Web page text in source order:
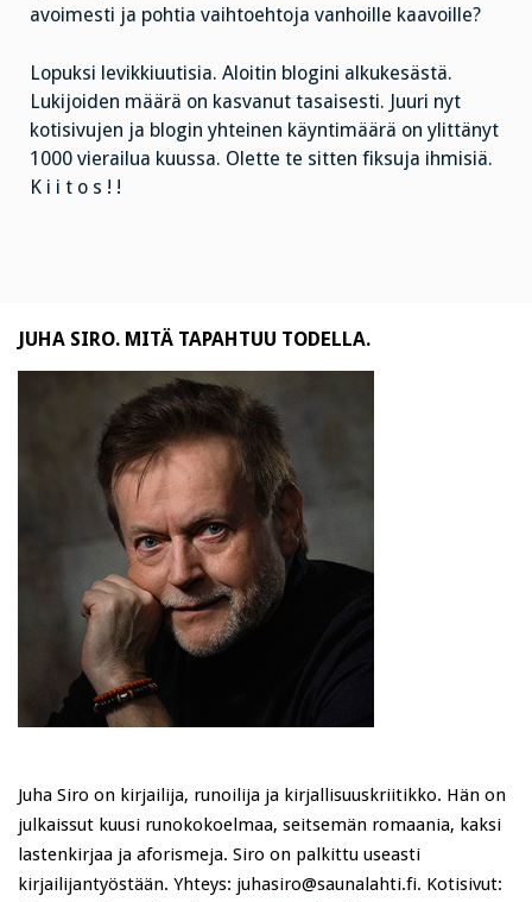
avoimesti ja pohtia vaihtoehtoja vanhoille kaavoille?
Lopuksi levikkiuutisia. Aloitin blogini alkukesästä.
Lukijoiden määrä on kasvanut tasaisesti. Juuri nyt
kotisivujen ja blogin yhteinen käyntimäärä on ylittänyt
1000 vierailua kuussa. Olette te sitten fiksuja ihmisiä.
K i i t o s ! !
JUHA SIRO. MITÄ TAPAHTUU TODELLA.
Juha Siro on kirjailija, runoilija ja kirjallisuuskriitikko. Hän on
julkaissut kuusi runokokoelmaa, seitsemän romaania, kaksi
lastenkirjaa ja aforismeja. Siro on palkittu useasti
kirjailijantyöstään. Yhteys: juhasiro@saunalahti.fi. Kotisivut: